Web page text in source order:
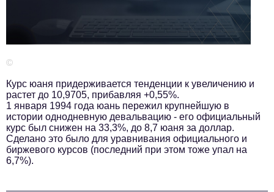
Телефон редакции:
Электронные почты редакции:
Информационный отдел
info@business-magazine.online
Отдел рекламы
reklama@business-magazine.online
Отдел распространения/редакционная подписка
podpiska@business-magazine.online
Отдел по работе с партнерами
©
Курс юаня придерживается тенденции к увеличению и
растет до 10,9705, прибавляя +0,55%.
1 января 1994 года юань пережил крупнейшую в
истории однодневную девальвацию - его официальный
курс был снижен на 33,3%, до 8,7 юаня за доллар.
Сделано это было для уравнивания официального и
биржевого курсов (последний при этом тоже упал на
6,7%).